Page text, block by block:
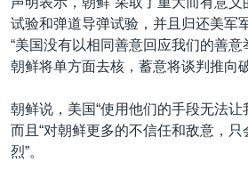
试验和弹道导弹试验，并且归还美军
“美国没有以相同善意回应我们的善意
朝鲜将单方面去核，蓄意将谈判推向破
朝鲜说，美国“使用他们的手段无法让
而且“对朝鲜更多的不信任和敌意，
烈”。